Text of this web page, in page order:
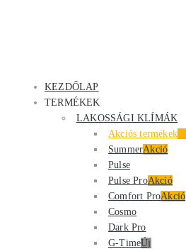
KEZDŐLAP
TERMÉKEK
LAKOSSÁGI KLÍMÁK
Akciós termékek
SummerAkció
Pulse
Pulse ProAkció
Comfort ProAkció
Cosmo
Dark Pro
G-TimeÚj